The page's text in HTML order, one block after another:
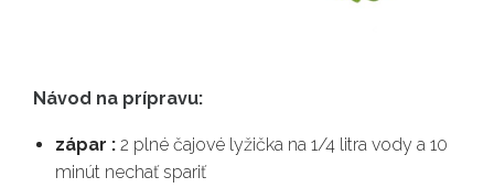
Návod na prípravu:
zápar : 2 plné čajové lyžička na 1/4 litra vody a 10
minút nechať spariť